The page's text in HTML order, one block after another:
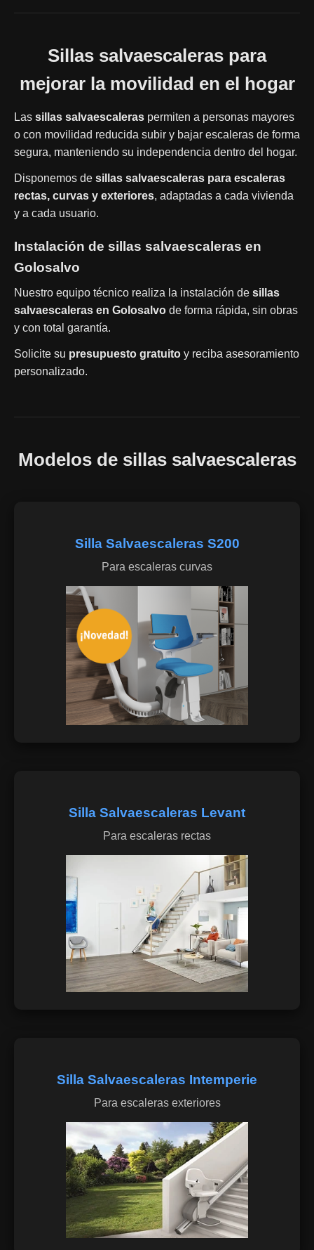
Sillas salvaescaleras para
mejorar la movilidad en el hogar
Las sillas salvaescaleras permiten a personas mayores
o con movilidad reducida subir y bajar escaleras de forma
segura, manteniendo su independencia dentro del hogar.
Disponemos de sillas salvaescaleras para escaleras
rectas, curvas y exteriores, adaptadas a cada vivienda
y a cada usuario.
Instalación de sillas salvaescaleras en
Golosalvo
Nuestro equipo técnico realiza la instalación de sillas
salvaescaleras en Golosalvo de forma rápida, sin obras
y con total garantía.
Solicite su presupuesto gratuito y reciba asesoramiento
personalizado.
Modelos de sillas salvaescaleras
Silla Salvaescaleras S200
Para escaleras curvas
Silla Salvaescaleras Levant
Para escaleras rectas
Silla Salvaescaleras Intemperie
Para escaleras exteriores